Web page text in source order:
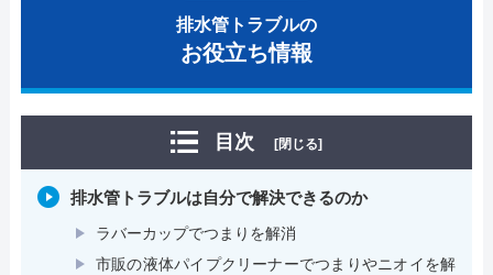
排水管トラブルの
お役立ち情報
目次 [閉じる]
排水管トラブルは自分で解決できるのか
ラバーカップでつまりを解消
市販の液体パイプクリーナーでつまりやニオイを解